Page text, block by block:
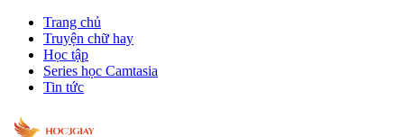
Trang chủ
Truyện chữ hay
Học tập
Series học Camtasia
Tin tức